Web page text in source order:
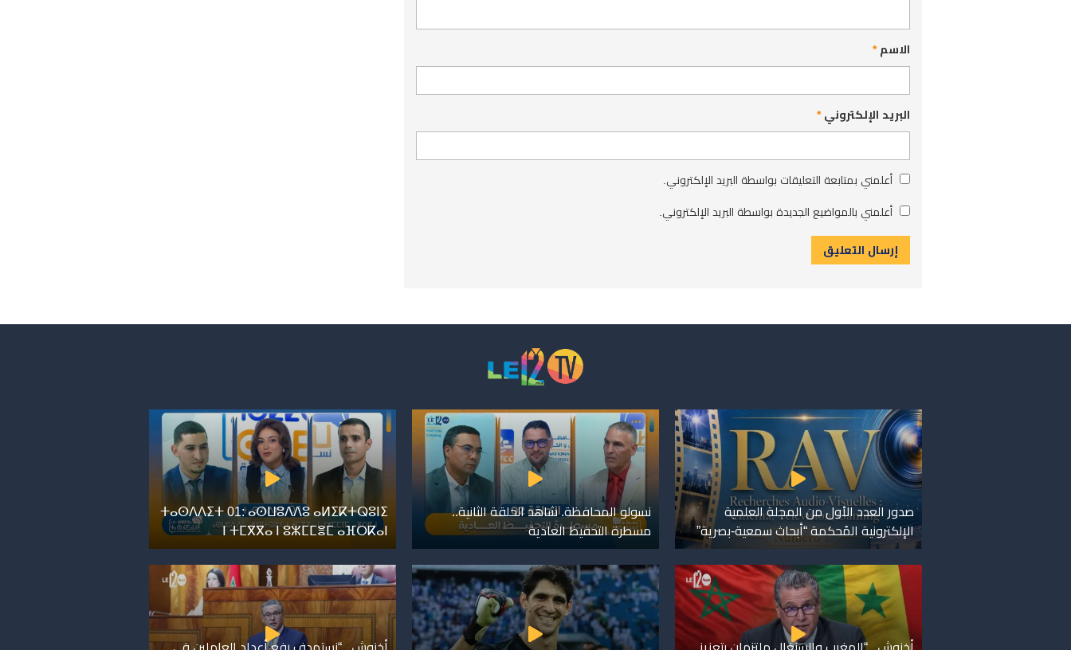
الاسم*
البريد الإلكتروني*
أعلمني بمتابعة التعليقات بواسطة البريد الإلكتروني.
أعلمني بالمواضيع الجديدة بواسطة البريد الإلكتروني.
صدور العدد الأول من المجلة العلمية
الإلكترونية المُحكمة “أبحاث سمعية-بصرية”
نسولو المحافظة. شاهد الحلقة الثانية..
مسطرة التحفيظ العادية
ⵜⴰⵙⴷⴷⵉⵜ 01: ⴰⵙⵡⵓⴷⴷⵓ ⴰⵍⵉⴽⵜⵕⵓⵏⵉ
ⵏ ⵜⵎⴳⴳⴰ ⵏ ⵓⵣⵎⵎⴻⵎ ⴰⴼⵔⴽⴰⵏ
أخنوش.. “المغرب والسنغال ملتزمان بتعزيز أخنوش.. “نستهدف رفع أعداد العاملين في